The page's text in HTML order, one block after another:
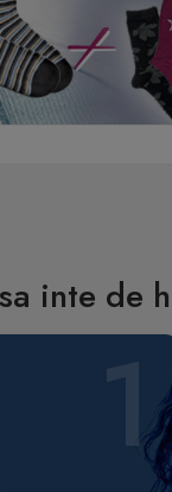
inte de
1